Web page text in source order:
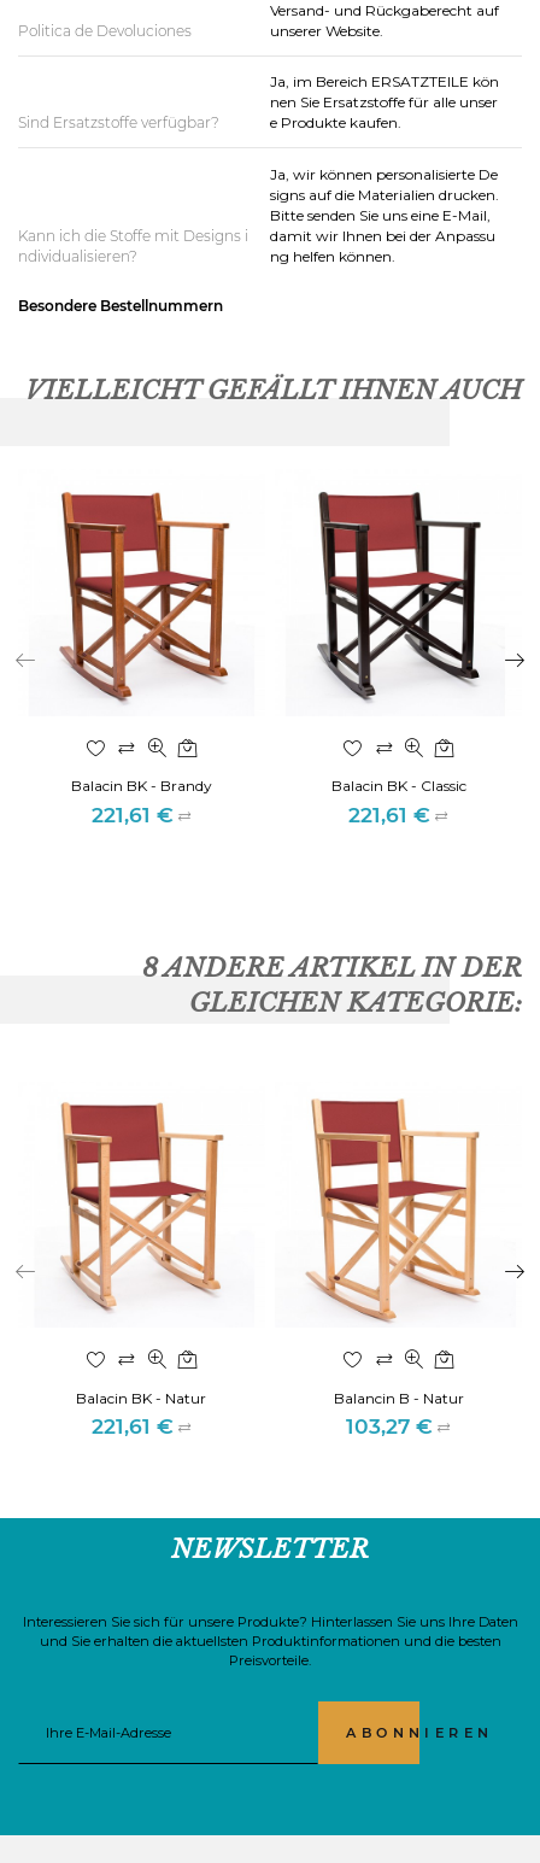
Politica de Devoluciones
Versand- und Rückgaberecht auf
unserer Website.
Sind Ersatzstoffe verfügbar?
Ja, im Bereich ERSATZTEILE kön
nen Sie Ersatzstoffe für alle unser
e Produkte kaufen.
Kann ich die Stoffe mit Designs i
ndividualisieren?
Ja, wir können personalisierte De
signs auf die Materialien drucken.
Bitte senden Sie uns eine E-Mail,
damit wir Ihnen bei der Anpassu
ng helfen können.
Besondere Bestellnummern
VIELLEICHT GEFÄLLT IHNEN AUCH
Balacin BK - Brandy
Preis
221,61 €
Balacin BK - Classic
Preis
221,61 €
8 ANDERE ARTIKEL IN DER
GLEICHEN KATEGORIE:
Balacin BK - Natur
Preis
221,61 €
Balancin B - Natur
Preis
103,27 €
NEWSLETTER
Interessieren Sie sich für unsere Produkte? Hinterlassen Sie uns Ihre Daten
und Sie erhalten die aktuellsten Produktinformationen und die besten
Preisvorteile.
ABONNIEREN